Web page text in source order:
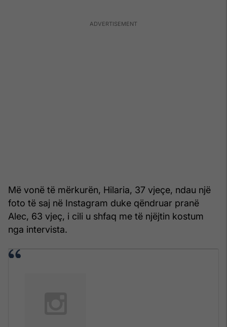
Më vonë të mërkurën, Hilaria, 37 vjeçe, ndau një
foto të saj në Instagram duke qëndruar pranë
Alec, 63 vjeç, i cili u shfaq me të njëjtin kostum
nga intervista.